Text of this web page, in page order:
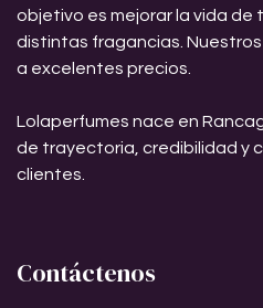
objetivo es mejorar la vida de
distintas fragancias.
a excelentes precios.
Lolaperfumes nace en
de trayectoria, credibilidad y
clientes.
Contáctenos